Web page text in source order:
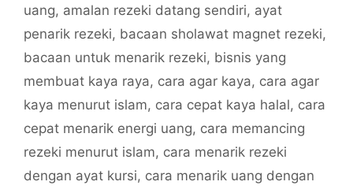
uang, amalan rezeki datang sendiri, ayat
penarik rezeki, bacaan sholawat magnet rezeki,
bacaan untuk menarik rezeki, bisnis yang
membuat kaya raya, cara agar kaya, cara agar
kaya menurut islam, cara cepat kaya halal, cara
cepat menarik energi uang, cara memancing
rezeki menurut islam, cara menarik rezeki
dengan ayat kursi, cara menarik uang dengan